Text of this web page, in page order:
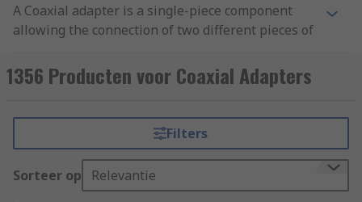
A Coaxial adapter is a single-piece component
allowing the connection of two different pieces of
What does a Coaxial Adapter do?
Coaxial adapters provide a convenient method of
connecting RF equipment together.
Applications
1356 Producten voor Coaxial Adapters
Filters
Sorteer op Relevantie